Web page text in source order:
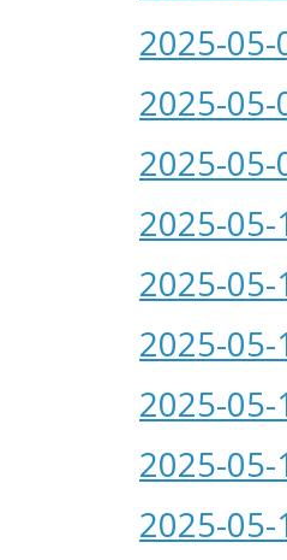
2025-
2025-
2025-
2025-
2025-
2025-
2025-
2025-
2025-